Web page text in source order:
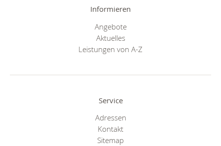
Informieren
Angebote
Aktuelles
Leistungen von A-Z
Service
Adressen
Kontakt
Sitemap